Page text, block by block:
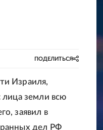
ПОДЕЛИТЬСЯ
Израиля,
земли всю
заявил в
дел РФ